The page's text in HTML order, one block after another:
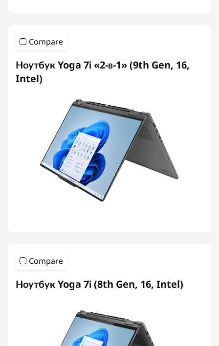
Compare
Ноутбук Yoga 7i «2-в-1» (9th Gen, 16,
Intel)
Compare
Ноутбук Yoga 7i (8th Gen, 16, Intel)